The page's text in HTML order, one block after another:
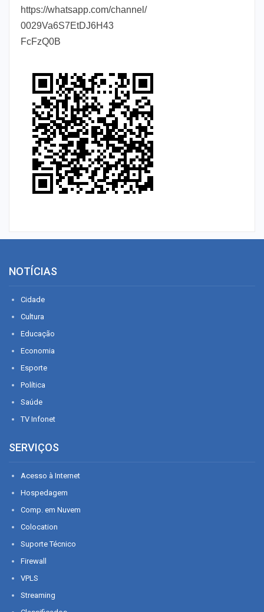
https://whatsapp.com/channel/
0029Va6S7EtDJ6H43
FcFzQ0B
NOTÍCIAS
Cidade
Cultura
Educação
Economia
Esporte
Política
Saúde
TV Infonet
SERVIÇOS
Acesso à Internet
Hospedagem
Comp. em Nuvem
Colocation
Suporte Técnico
Firewall
VPLS
Streaming